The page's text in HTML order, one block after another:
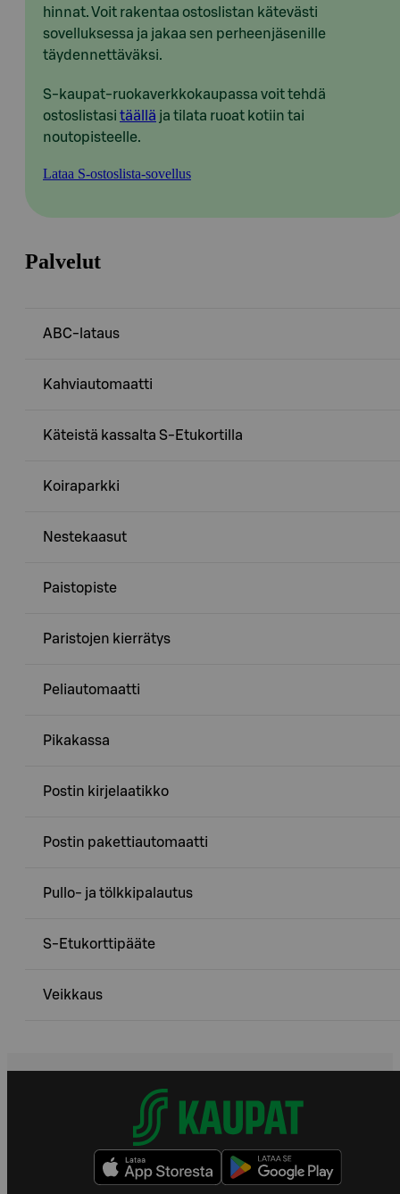
hinnat. Voit rakentaa ostoslistan kätevästi
sovelluksessa ja jakaa sen perheenjäsenille
täydennettäväksi.
S-kaupat-ruokaverkkokaupassa voit tehdä
ostoslistasi täällä ja tilata ruoat kotiin tai
noutopisteelle.
Lataa S-ostoslista-sovellus
Palvelut
ABC-lataus
Kahviautomaatti
Käteistä kassalta S-Etukortilla
Koiraparkki
Nestekaasut
Paistopiste
Paristojen kierrätys
Peliautomaatti
Pikakassa
Postin kirjelaatikko
Postin pakettiautomaatti
Pullo- ja tölkkipalautus
S-Etukorttipääte
Veikkaus